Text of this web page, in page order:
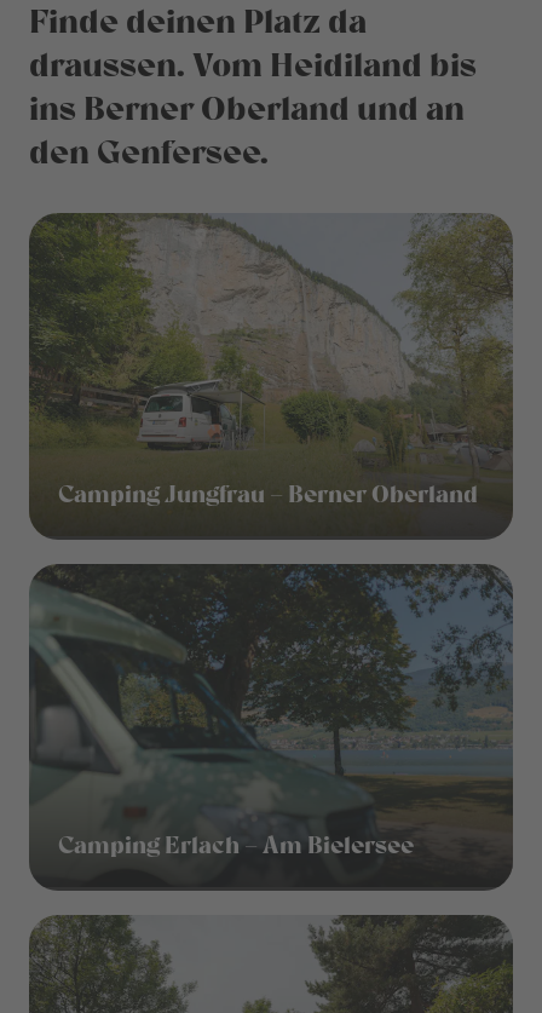
Finde deinen Platz da
draussen. Vom Heidiland bis
ins Berner Oberland und an
den Genfersee.
Camping Jungfrau – Berner Oberland
Camping Erlach – Am Bielersee